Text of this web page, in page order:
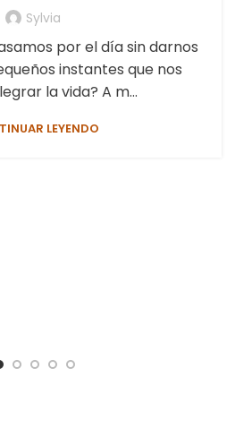
Sylvia
por el día sin darnos
instantes que nos
la vida? A m...
LEYENDO